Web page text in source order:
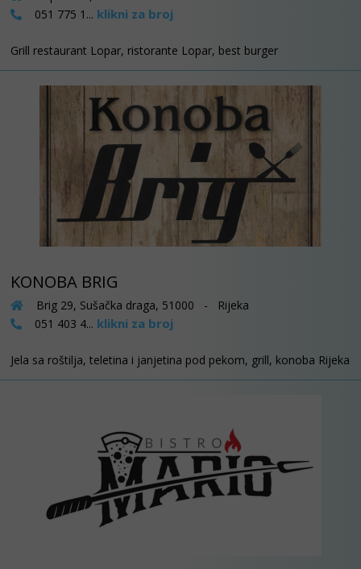
051 775 1... klikni za broj
Grill restaurant Lopar, ristorante Lopar, best burger
KONOBA BRIG
Brig 29, Sušačka draga, 51000 - Rijeka
051 403 4... klikni za broj
Jela sa roštilja, teletina i janjetina pod pekom, grill, konoba Rijeka